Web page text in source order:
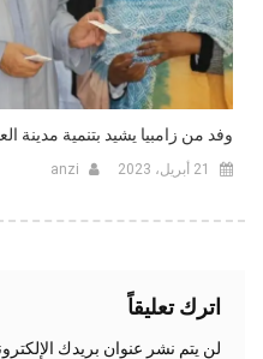
وفد من زامبيا يشيد بتنمية مدينة
21 أبريل، 2023 anzi
اترك تعليقاً
لن يتم نشر عنوان بريدك